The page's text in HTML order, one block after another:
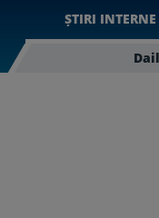
ȘTIRI INTERNE